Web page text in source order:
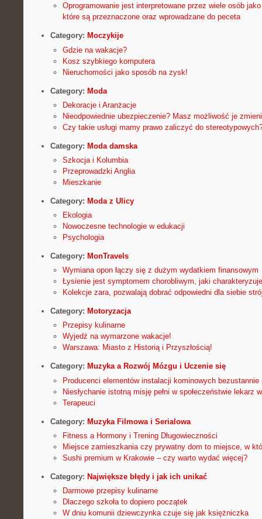
Oprogramowanie jest interpretowane przez wiele osób
które są przeznaczone oraz wprowadzane do peceta
Category: Moczykije
Gdzie na wakacje?
Kosz szybkiego komputera
Nieruchomości jako sposób na zysk!
Category: Moda
Dekoracje i Aranżacje
Nieodpowiednie ubezpieczenie? Masz możliwość je
Czy takie usługi mamy prawo zaliczyć do
Category: Moda damska
Szkocja i Kolumbia
Przeprowadzki Anglia
Mieszkanie
Category: Moda z Ulicy
Ekologia
Nowoczesne technologie w edukacji
Psychologia
Category: MonTravels
Wymiana opon łączy się z dużym wydatkiem finansowym
Łysienie jest symptomem chorobliwym, jaki
Kolekcje zara, pozwalają dobrać odpowiedni dla siebie
Category: Motoryzacja
Przepisy kulinarne
Wyjedź na wymarzone wakacje!
Warszawa: Miasto z Historią i Przyszłością!
Category: Muzyka a Rozwój Mózgu i Uczenie się
Producenci elementów instalacji kominowych bezustannie
Niesłychanie istotną misję pełni w społeczeństwie lekarz
Terapeuci
Category: Muzyka Filmowa i Serialowa
Fitness a Hormony i Trening Długowieczności
Miejsce zamieszkania czy prywatny dom to miejsce, w
Sushi premium w Krakowie – czy warto wydać więcej?
Category: Największe błędy i jak ich unikać
Darmowe przepisy kulinarne
Dlaczego szkoła to dopiero początek
W dniu komunii dziewczynka czuje się jak księżniczka